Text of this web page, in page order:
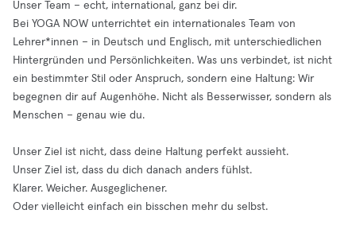
Unser Team – echt, international, ganz bei dir.
Bei YOGA NOW unterrichtet ein internationales Team von
Lehrer*innen – in Deutsch und Englisch, mit unterschiedlichen
Hintergründen und Persönlichkeiten. Was uns verbindet, ist nicht
ein bestimmter Stil oder Anspruch, sondern eine Haltung: Wir
begegnen dir auf Augenhöhe. Nicht als Besserwisser, sondern als
Menschen – genau wie du.
Unser Ziel ist nicht, dass deine Haltung perfekt aussieht.
Unser Ziel ist, dass du dich danach anders fühlst.
Klarer. Weicher. Ausgeglichener.
Oder vielleicht einfach ein bisschen mehr du selbst.